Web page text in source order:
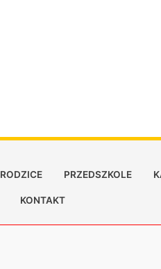
RODZICE PRZEDSZKOLE
KONTAKT